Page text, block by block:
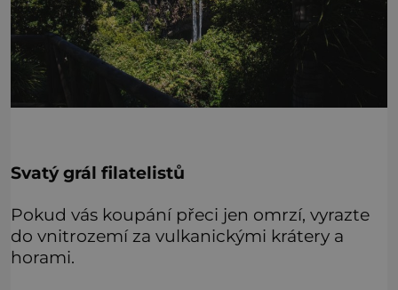
Svatý grál filatelistů
Pokud vás koupání přeci jen omrzí, vyrazte
do vnitrozemí za vulkanickými krátery a
horami.